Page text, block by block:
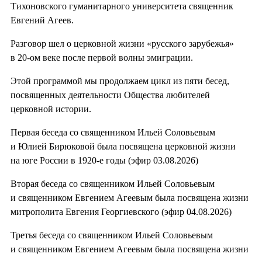
Тихоновского гуманитарного университета священник
Евгений Агеев.
Разговор шел о церковной жизни «русского зарубежья»
в 20-ом веке после первой волны эмиграции.
Этой программой мы продолжаем цикл из пяти бесед,
посвященных деятельности Общества любителей
церковной истории.
Первая беседа со священником Ильей Соловьевым
и Юлией Бирюковой была посвящена церковной жизни
на юге России в 1920-е годы (эфир 03.08.2026)
Вторая беседа со священником Ильей Соловьевым
и священником Евгением Агеевым была посвящена жизни
митрополита Евгения Георгиевского (эфир 04.08.2026)
Третья беседа со священником Ильей Соловьевым
и священником Евгением Агеевым была посвящена жизни